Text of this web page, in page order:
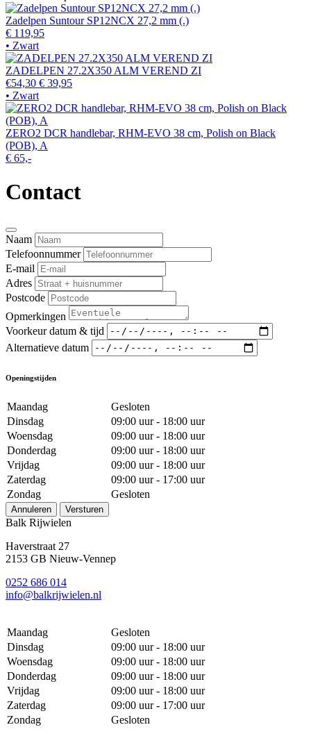
Zadelpen Suntour SP12NCX 27,2 mm (.)
€ 119,95
• Zwart
ZADELPEN 27.2X350 ALM VEREND ZI
€54,30 € 39,95
• Zwart
ZERO2 DCR handlebar, RHM-EVO 38 cm, Polish on Black
(POB), A
€ 65,-
Contact
Naam
Telefoonnummer
E-mail
Adres
Postcode
Opmerkingen
Voorkeur datum & tijd
Alternatieve datum
Openingstijden
Maandag
Gesloten
Dinsdag
09:00 uur - 18:00 uur
Woensdag
09:00 uur - 18:00 uur
Donderdag
09:00 uur - 18:00 uur
Vrijdag
09:00 uur - 18:00 uur
Zaterdag
09:00 uur - 17:00 uur
Zondag
Gesloten
Annuleren Versturen
Balk Rijwielen
Haverstraat 27
2153 GB Nieuw-Vennep
0252 686 014
info@balkrijwielen.nl
Maandag
Gesloten
Dinsdag
09:00 uur - 18:00 uur
Woensdag
09:00 uur - 18:00 uur
Donderdag
09:00 uur - 18:00 uur
Vrijdag
09:00 uur - 18:00 uur
Zaterdag
09:00 uur - 17:00 uur
Zondag
Gesloten